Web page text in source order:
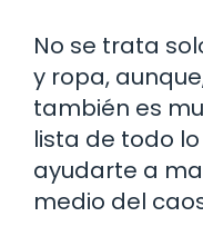
No se trata
y ropa,
también es
lista de todo
ayudarte a
medio del